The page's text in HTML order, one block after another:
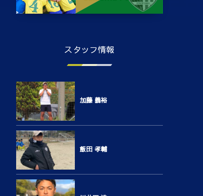
スタッフ情報
加藤 義裕
飯田 孝輔